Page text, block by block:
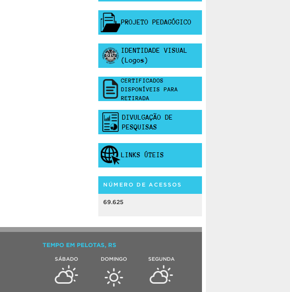
NÚMERO DE ACESSOS
69.625
TEMPO EM PELOTAS, RS
SÁBADO DOMINGO SEGUNDA